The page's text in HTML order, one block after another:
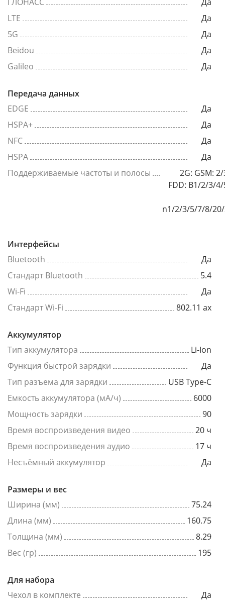
ГЛОНАСС
Да
LTE
Да
5G
Да
Beidou
Да
Galileo
Да
Передача данных
EDGE
Да
HSPA+
Да
NFC
Да
HSPA
Да
Поддерживаемые частоты и полосы
2G: GSM:
FDD: B1/2/3/
n1/2/3/5/7/8/
Интерфейсы
Bluetooth
Да
Стандарт Bluetooth
5.4
Wi-Fi
Да
Стандарт Wi-Fi
802.11 ax
Аккумулятор
Тип аккумулятора
Li-Ion
Функция быстрой зарядки
Да
Тип разъема для зарядки
USB Type-C
Емкость аккумулятора (мА/ч)
6000
Мощность зарядки
90
Время воспроизведения видео
20 ч
Время воспроизведения аудио
17 ч
Несъёмный аккумулятор
Да
Размеры и вес
Ширина (мм)
75.24
Длина (мм)
160.75
Толщина (мм)
8.29
Вес (гр)
195
Для набора
Чехол в комплекте
Да